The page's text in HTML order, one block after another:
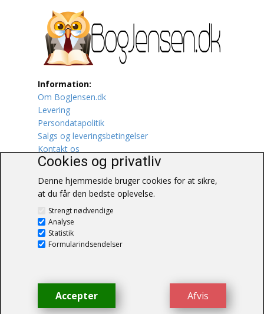
Litteraturhistorie
Lokalhistorie / Topografi
Lystfiskeri
Mad
Musik
Mytologi / Sagn / Sagaer
Naturen
Oldtidskundskab
Information:
Om BogJensen.dk
Levering
Persondatapolitik
Salgs og leveringsbetingelser
Kontakt os
Blåkærvej 25
6052 Viuf
Tlf.:60703190
© BogJensen.dk – Alle rettigheder
forbeholdes.
Cookies og privatliv
Denne hjemmeside bruger cookies for at sikre,
at du får den bedste oplevelse.
Strengt nødvendige
Analyse
Statistik
Formularindsendelser
Afvis
Accepter